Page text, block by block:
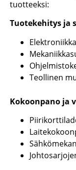
tuotteeksi:
Tuotekehitys ja
Teollinen
Kokoonpano ja